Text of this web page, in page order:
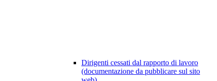
Dirigenti cessati dal rapporto di lavoro
(documentazione da pubblicare sul sito